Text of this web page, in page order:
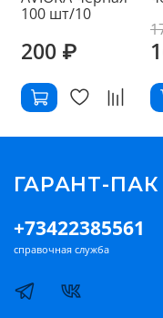
100 шт/10
200 ₽
+73422385561
справочная служба
ГАРАНТ-ПАК